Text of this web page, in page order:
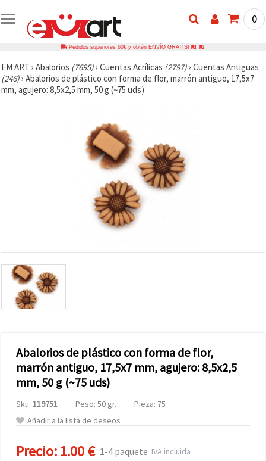
0
Pedidos superiores 60€ y obtén ENVÍO GRATIS!
EM ART › Abalorios (7695)› Cuentas Acrílicas (2797)› Cuentas Antiguas
(246)› Abalorios de plástico con forma de flor, marrón antiguo, 17,5x7
mm, agujero: 8,5x2,5 mm, 50 g (~75 uds)
Abalorios de plástico con forma de flor,
marrón antiguo, 17,5x7 mm, agujero: 8,5x2,5
mm, 50 g (~75 uds)
Sku: 119751 Peso: 50 gr.
Pieza: 75
Añadir a la lista de deseos
Precio:1.00 € 1-4 paquete IVA incluida